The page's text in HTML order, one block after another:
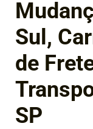
Sul,
de
SP